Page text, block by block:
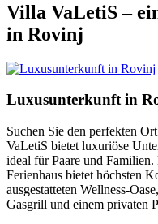
Villa VaLetiS –
in Rovinj
Luxusunterkunft in
Suchen Sie den perfekten
VaLetiS bietet luxuriöse
ideal für Paare und Familien.
Ferienhaus bietet höchsten
ausgestatteten Wellness-
Gasgrill und einem privaten